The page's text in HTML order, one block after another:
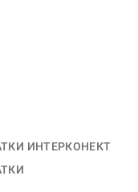
ИНТЕРКОНЕКТ